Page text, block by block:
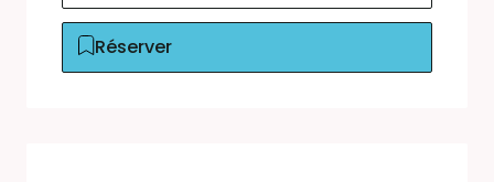
Réserver